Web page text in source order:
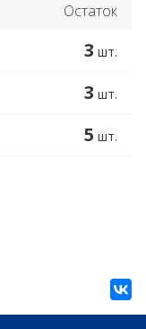
Остаток
3 шт.
3 шт.
5 шт.